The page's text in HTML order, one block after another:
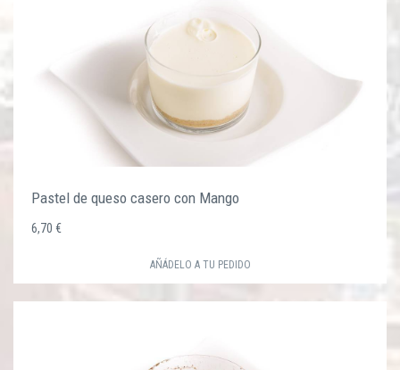
Pastel de queso casero con Mango
6,70 €
AÑÁDELO A TU PEDIDO